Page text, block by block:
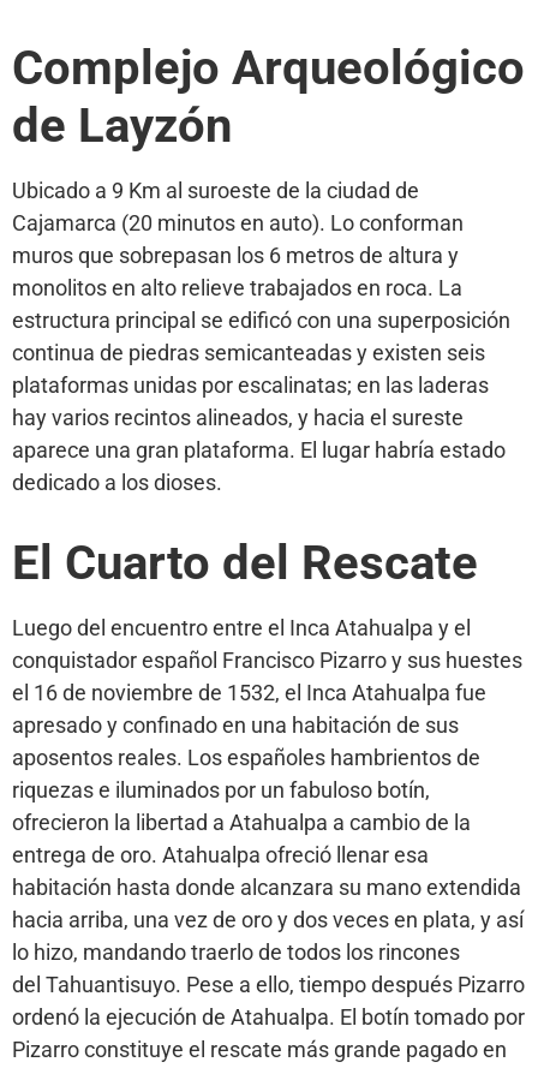
Complejo Arqueológico
de Layzón
Ubicado a 9 Km al suroeste de la ciudad de
Cajamarca (20 minutos en auto). Lo conforman
muros que sobrepasan los 6 metros de altura y
monolitos en alto relieve trabajados en roca. La
estructura principal se edificó con una superposición
continua de piedras semicanteadas y existen seis
plataformas unidas por escalinatas; en las laderas
hay varios recintos alineados, y hacia el sureste
aparece una gran plataforma. El lugar habría estado
dedicado a los dioses.
El Cuarto del Rescate
Luego del encuentro entre el Inca Atahualpa y el
conquistador español Francisco Pizarro y sus huestes
el 16 de noviembre de 1532, el Inca Atahualpa fue
apresado y confinado en una habitación de sus
aposentos reales. Los españoles hambrientos de
riquezas e iluminados por un fabuloso botín,
ofrecieron la libertad a Atahualpa a cambio de la
entrega de oro. Atahualpa ofreció llenar esa
habitación hasta donde alcanzara su mano extendida
hacia arriba, una vez de oro y dos veces en plata, y así
lo hizo, mandando traerlo de todos los rincones
del Tahuantisuyo. Pese a ello, tiempo después Pizarro
ordenó la ejecución de Atahualpa. El botín tomado por
Pizarro constituye el rescate más grande pagado en